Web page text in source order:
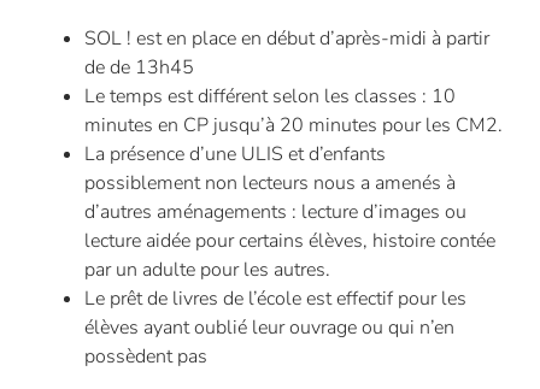
SOL ! est en place en début d’après-midi à partir
de de 13h45
Le temps est différent selon les classes : 10
minutes en CP jusqu’à 20 minutes pour les CM2.
La présence d’une ULIS et d’enfants
possiblement non lecteurs nous a amenés à
d’autres aménagements : lecture d’images ou
lecture aidée pour certains élèves, histoire contée
par un adulte pour les autres.
Le prêt de livres de l’école est effectif pour les
élèves ayant oublié leur ouvrage ou qui n’en
possèdent pas